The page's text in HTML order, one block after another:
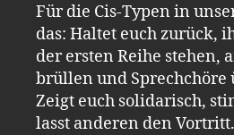
Für die Cis-Typen in
das: Haltet euch zurück,
der ersten Reihe stehen,
brüllen und Sprechchöre
Zeigt euch solidarisch,
lasst anderen den Vortritt.